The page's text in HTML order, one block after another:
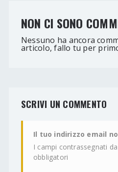
NON CI SONO
Nessuno ha ancora
articolo, fallo tu per
SCRIVI UN COMMENTO
Il tuo indirizzo email
I campi contrassegnati
obbligatori